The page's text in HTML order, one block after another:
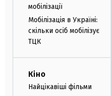
мобілізації
Мобілізація в Україні:
скільки осіб мобілізує
ТЦК
Кіно
Найцікавіші фільми